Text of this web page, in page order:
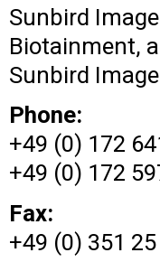
Sunbird
Biotainment,
Sunbird
Phone:
+49 (0) 172
+49 (0) 172
Fax:
+49 (0) 351